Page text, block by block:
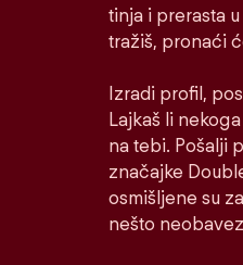
tinja i prerasta
tražiš, pronaći
Izradi profil,
Lajkaš li
na tebi. Pošalji
značajke
osmišljene su
nešto